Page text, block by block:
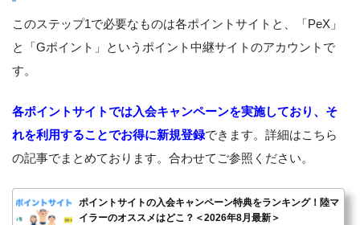
このステップ1で必要なものは各ポイントサイトと、「PeX」
と「Gポイント」というポイント中継サイトのアカウントで
す。
各ポイントサイトでは入会キャンペーンを実施しており、そ
れを利用することでお得に新規登録できます。詳細はこちら
の記事でまとめております。合わせてご参照ください。
ポイントサイトの入会キャンペーン特典をランキング！陸マ
イラーのオススメはどこ？＜2026年8月最新＞